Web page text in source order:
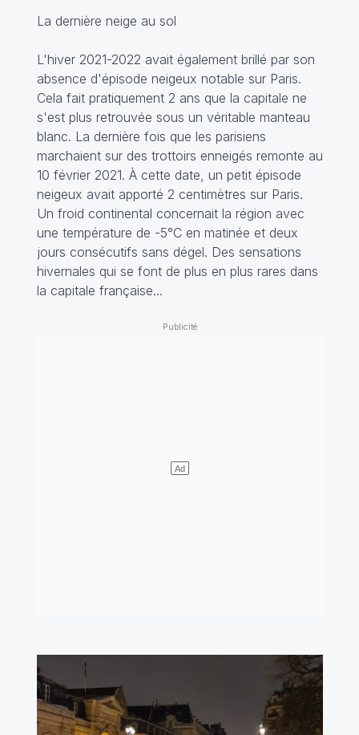
La dernière neige au sol
L'hiver 2021-2022 avait également brillé par son
absence d'épisode neigeux notable sur Paris.
Cela fait pratiquement 2 ans que la capitale ne
s'est plus retrouvée sous un véritable manteau
blanc. La dernière fois que les parisiens
marchaient sur des trottoirs enneigés remonte au
10 février 2021. À cette date, un petit épisode
neigeux avait apporté 2 centimètres sur Paris.
Un froid continental concernait la région avec
une température de -5°C en matinée et deux
jours consécutifs sans dégel. Des sensations
hivernales qui se font de plus en plus rares dans
la capitale française...